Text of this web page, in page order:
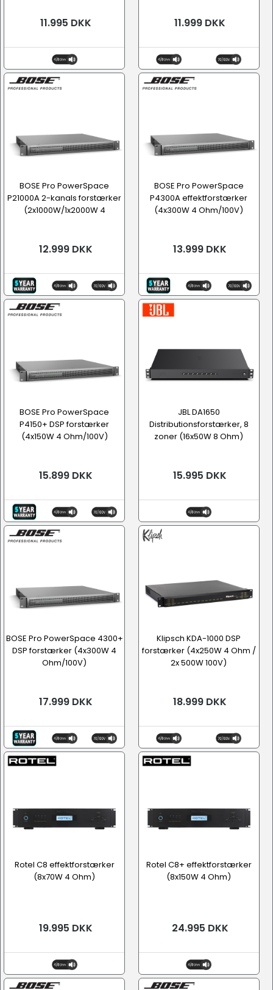
11.995 DKK 11.999 DKK
BOSE Pro PowerSpace
P21000A 2-kanals forstærker
(2x1000W/1x2000W 4
12.999 DKK
BOSE Pro PowerSpace
P4300A effektforstærker
(4x300W 4 Ohm/100V)
13.999 DKK
BOSE Pro PowerSpace
P4150+ DSP forstærker
(4x150W 4 Ohm/100V)
15.899 DKK
JBL DA1650
Distributionsforstærker, 8
zoner (16x50W 8 Ohm)
15.995 DKK
BOSE Pro PowerSpace 4300+
DSP forstærker (4x300W 4
Ohm/100V)
17.999 DKK
Klipsch KDA-1000 DSP
forstærker (4x250W 4 Ohm /
2x 500W 100V)
18.999 DKK
Rotel C8 effektforstærker
(8x70W 4 Ohm)
19.995 DKK
Rotel C8+ effektforstærker
(8x150W 4 Ohm)
24.995 DKK